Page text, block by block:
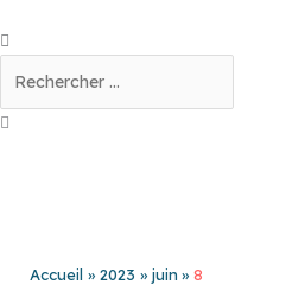
au
Rechercher
Accueil 2023 juin 8